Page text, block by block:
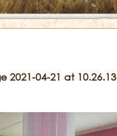
2021-04-21 at 10.26.13